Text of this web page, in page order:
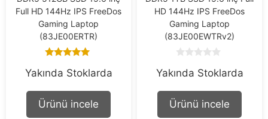
Full HD 144Hz IPS FreeDos
Gaming Laptop
(83JE00ERTR)
out of 5
Yakında Stoklarda
Ürünü incele
HD 144Hz IPS FreeDos
Gaming Laptop
(83JE00EWTRv2)
o
t
f
Yakında Stoklarda
Ürünü incele